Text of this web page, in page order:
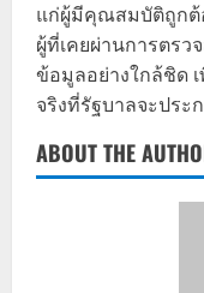
แก่ผู้มีคุณสมบัติถูกต้
ผู้ที่เคยผ่านการตร
ข้อมูลอย่างใกล้ชิด
จริงที่รัฐบาลจะประ
ABOUT THE